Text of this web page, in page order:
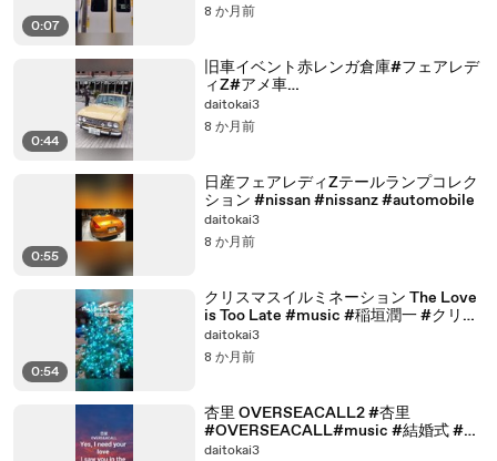
0:07
8 か月前
0:44
旧車イベント赤レンガ倉庫#フェアレデ
ィZ#アメ車
#CENTURY#Mustang#117#automobil
e #コブラ #ford #クラシカ #japan
#jdm #cars
daitokai3
8 か月前
0:55
日産フェアレディZテールランプコレク
ション #nissan #nissanz #automobile
daitokai3
8 か月前
0:54
クリスマスイルミネーション The Love
is Too Late #music #稲垣潤一 #クリス
マスイルミネーション
daitokai3
8 か月前
杏里 OVERSEACALL2 #杏里
#OVERSEACALL#music #結婚式 #女
心
daitokai3